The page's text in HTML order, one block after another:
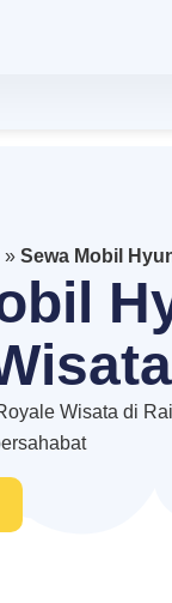
» Sewa Mobil
Wisata di